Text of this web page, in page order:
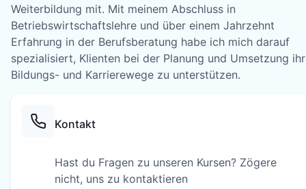
Weiterbildung mit. Mit meinem Abschluss in
Betriebswirtschaftslehre und über einem Jahrzehnt
Erfahrung in der Berufsberatung habe ich mich darauf
spezialisiert, Klienten bei der Planung und Umsetzung
Bildungs- und Karrierewege zu unterstützen.
Kontakt
Hast du Fragen zu unseren Kursen? Zögere
nicht, uns zu kontaktieren